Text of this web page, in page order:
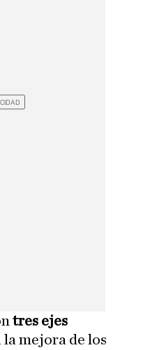
tres ejes
la mejora de los